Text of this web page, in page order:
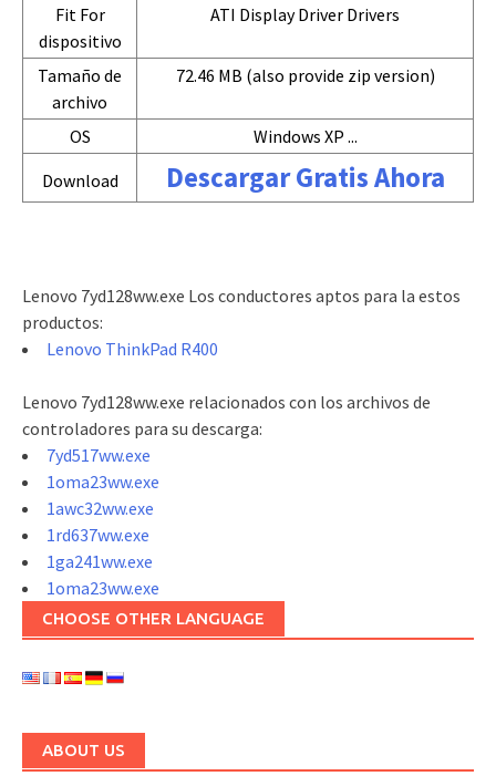
Fit For
dispositivo
ATI Display Driver Drivers
Tamaño de
archivo
72.46 MB (also provide zip version)
OS
Windows XP ...
Download
Descargar Gratis Ahora
Lenovo 7yd128ww.exe Los conductores aptos para la estos
productos:
Lenovo ThinkPad R400
Lenovo 7yd128ww.exe relacionados con los archivos de
controladores para su descarga:
7yd517ww.exe
1oma23ww.exe
1awc32ww.exe
1rd637ww.exe
1ga241ww.exe
1oma23ww.exe
CHOOSE OTHER LANGUAGE
ABOUT US